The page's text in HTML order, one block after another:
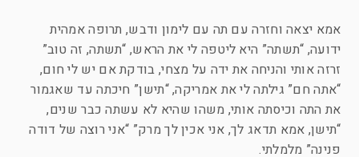
אמא יצאה וחזרה עם תה עם לימון ודבש, תרופה אמהית
ידועה, “תשתה” היא ליטפה לי את הראש, “תשתה, זה טוב”
זרזה אותי והניחה את ידה על מצחי, בודקת אם יש לי חום,
“אתה חם” גילתה לי את אמריקה, “תישן” חיכתה עד שאגמור
את התה וכיסתה אותי, משהו שהיא לא עשתה כבר שנים,
“תישן, אמא תדאג לך, אני אכין לך מרק” “אני רוצה של דודה
פנינה” מלמלתי.